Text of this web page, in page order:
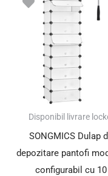
Disponibil livrare
SONGMICS Dulap
depozitare pantofi
configurabil cu 10